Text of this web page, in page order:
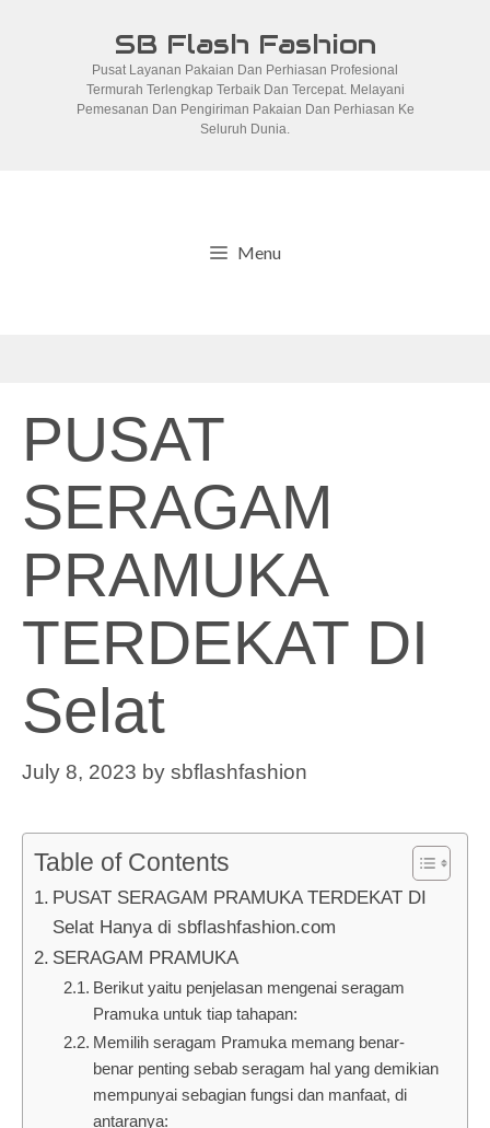
SB Flash Fashion
Pusat Layanan Pakaian Dan Perhiasan Profesional
Termurah Terlengkap Terbaik Dan Tercepat. Melayani
Pemesanan Dan Pengiriman Pakaian Dan Perhiasan Ke
Seluruh Dunia.
Menu
PUSAT
SERAGAM
PRAMUKA
TERDEKAT DI
Selat
July 8, 2023 by sbflashfashion
Table of Contents
PUSAT SERAGAM PRAMUKA TERDEKAT DI
Selat Hanya di sbflashfashion.com
SERAGAM PRAMUKA
Berikut yaitu penjelasan mengenai seragam
Pramuka untuk tiap tahapan:
Memilih seragam Pramuka memang benar-
benar penting sebab seragam hal yang demikian
mempunyai sebagian fungsi dan manfaat, di
antaranya: